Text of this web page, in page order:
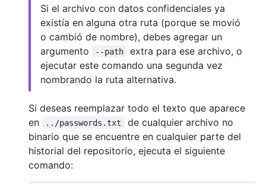
Si el archivo con datos confidenciales ya
existía en alguna otra ruta (porque se movió
o cambió de nombre), debes agregar un
argumento
--path
extra para ese archivo, o
ejecutar este comando una segunda vez
nombrando la ruta alternativa.
Si deseas reemplazar todo el texto que aparece
en
../passwords.txt
de cualquier archivo no
binario que se encuentre en cualquier parte del
historial del repositorio, ejecuta el siguiente
comando: